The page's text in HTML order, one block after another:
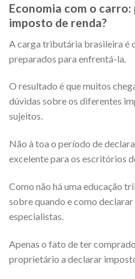
Economia com o
imposto de renda?
A carga tributária brasileira é
preparados para enfrentá-la.
O resultado é que muitos
dúvidas sobre os diferentes
sujeitos.
Não à toa o período de
excelente para os escritórios
Como não há uma educação
sobre quando e como
especialistas.
Apenas o fato de ter
proprietário a declarar